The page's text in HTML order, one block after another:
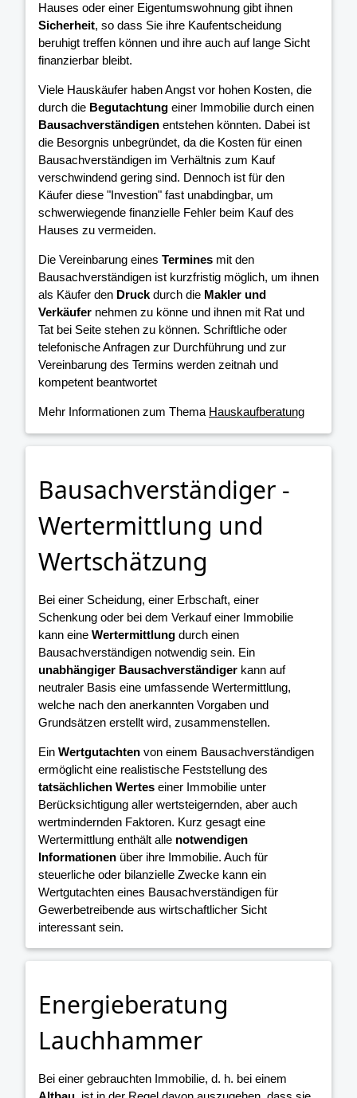
Hauses oder einer Eigentumswohnung gibt ihnen
Sicherheit, so dass Sie ihre Kaufentscheidung
beruhigt treffen können und ihre auch auf lange Sicht
finanzierbar bleibt.
Viele Hauskäufer haben Angst vor hohen Kosten, die
durch die Begutachtung einer Immobilie durch einen
Bausachverständigen entstehen könnten. Dabei ist
die Besorgnis unbegründet, da die Kosten für einen
Bausachverständigen im Verhältnis zum Kauf
verschwindend gering sind. Dennoch ist für den
Käufer diese "Investion" fast unabdingbar, um
schwerwiegende finanzielle Fehler beim Kauf des
Hauses zu vermeiden.
Die Vereinbarung eines Termines mit den
Bausachverständigen ist kurzfristig möglich, um ihnen
als Käufer den Druckdurch die Makler und
Verkäufer nehmen zu könne und ihnen mit Rat und
Tat bei Seite stehen zu können. Schriftliche oder
telefonische Anfragen zur Durchführung und zur
Vereinbarung des Termins werden zeitnah und
kompetent beantwortet
Mehr Informationen zum Thema Hauskaufberatung
Bausachverständiger -
Wertermittlung und
Wertschätzung
Bei einer Scheidung, einer Erbschaft, einer
Schenkung oder bei dem Verkauf einer Immobilie
kann eine Wertermittlung durch einen
Bausachverständigen notwendig sein. Ein
unabhängiger Bausachverständiger kann auf
neutraler Basis eine umfassende Wertermittlung,
welche nach den anerkannten Vorgaben und
Grundsätzen erstellt wird, zusammenstellen.
Ein Wertgutachten von einem Bausachverständigen
ermöglicht eine realistische Feststellung des
tatsächlichen Wertes einer Immobilie unter
Berücksichtigung aller wertsteigernden, aber auch
wertmindernden Faktoren. Kurz gesagt eine
Wertermittlung enthält alle notwendigen
Informationen über ihre Immobilie. Auch für
steuerliche oder bilanzielle Zwecke kann ein
Wertgutachten eines Bausachverständigen für
Gewerbetreibende aus wirtschaftlicher Sicht
interessant sein.
Energieberatung
Lauchhammer
Bei einer gebrauchten Immobilie, d. h. bei einem